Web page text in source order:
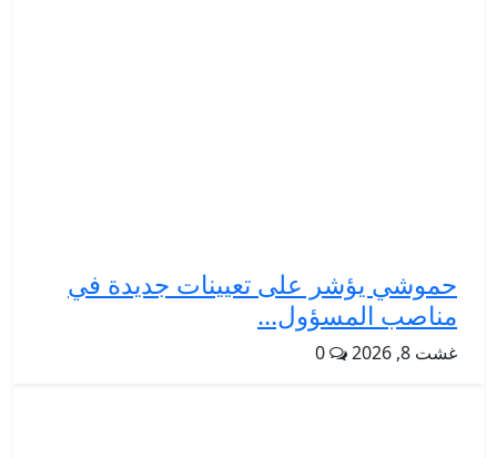
حموشي يؤشر على تعيينات جديدة في
مناصب المسؤول...
غشت 8, 2026 0